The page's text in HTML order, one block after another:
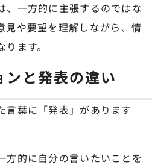
、一方的に主張するのではな
見や要望を理解しながら、情
ます。
ンと発表の違い
言葉に「発表」があります
方的に自分の言いたいことを